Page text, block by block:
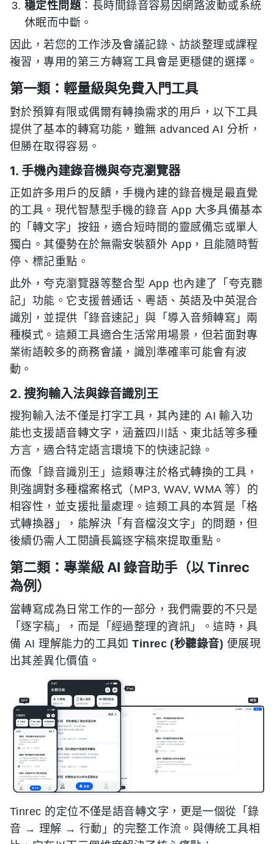
穩定性問題：長時間錄音容易因網路波動或系統
休眠而中斷。
因此，若您的工作涉及會議記錄、訪談整理或課程
複習，專用的第三方轉寫工具會是更穩健的選擇。
第一類：輕量級與免費入門工具
對於預算有限或偶爾有轉換需求的用戶，以下工具
提供了基本的轉寫功能，雖無 advanced AI 分析，
但勝在取得容易。
1. 手機內建錄音機與夸克瀏覽器
正如許多用戶的反饋，手機內建的錄音機是最直覺
的工具。現代智慧型手機的錄音 App 大多具備基本
的「轉文字」按鈕，適合短時間的靈感備忘或單人
獨白。其優勢在於無需安裝額外 App，且能隨時暫
停、標記重點。
此外，夸克瀏覽器等整合型 App 也內建了「夸克聽
記」功能。它支援普通话、粵語、英語及中英混合
識別，並提供「錄音速記」與「導入音頻轉寫」兩
種模式。這類工具適合生活常用場景，但若面對專
業術語較多的商務會議，識別準確率可能會有波
動。
2. 搜狗輸入法與錄音識別王
搜狗輸入法不僅是打字工具，其內建的 AI 輸入功
能也支援語音轉文字，涵蓋四川話、東北話等多種
方言，適合特定語言環境下的快速記錄。
而像「錄音識別王」這類專注於格式轉換的工具，
則強調對多種檔案格式（MP3, WAV, WMA 等）的
相容性，並支援批量處理。這類工具的本質是「格
式轉換器」，能解決「有音檔沒文字」的問題，但
後續仍需人工閱讀長篇逐字稿來提取重點。
第二類：專業級 AI 錄音助手（以 Tinrec
為例）
當轉寫成為日常工作的一部分，我們需要的不只是
「逐字稿」，而是「經過整理的資訊」。這時，具
備 AI 理解能力的工具如Tinrec (秒聽錄音) 便展現
出其差異化價值。
Tinrec 的定位不僅是語音轉文字，更是一個從「錄
音 → 理解 → 行動」的完整工作流。與傳統工具相